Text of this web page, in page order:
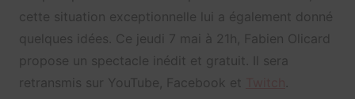
cette situation exceptionnelle lui a également donné
quelques idées. Ce jeudi 7 mai à 21h, Fabien Olicard
propose un spectacle inédit et gratuit. Il sera
retransmis sur YouTube, Facebook et